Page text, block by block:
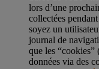
lors d’une
collectées
soyez un
journal de
que les
données via des